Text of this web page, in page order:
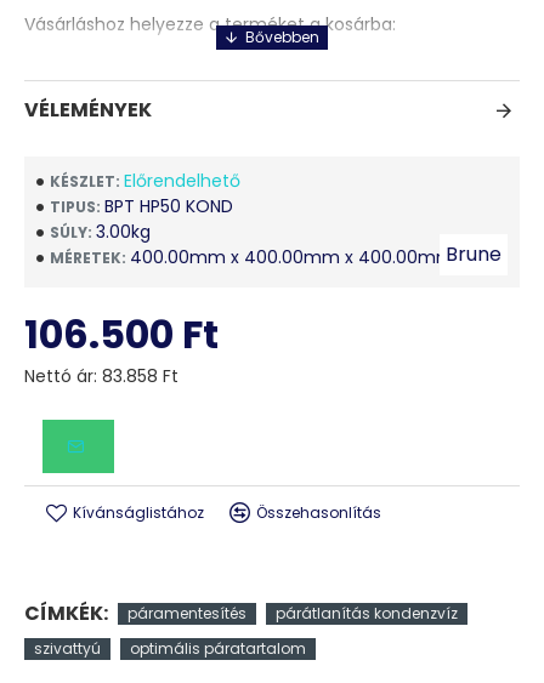
Vásárláshoz helyezze a terméket a kosárba:
VÉLEMÉNYEK
KÉSZLET: Előrendelhető
TIPUS: BPT HP50 KOND
SÚLY: 3.00kg
MÉRETEK: 400.00mm x 400.00mm x 400.00mmBrune
106.500 Ft
Nettó ár: 83.858 Ft
Kívánságlistához Összehasonlítás
CÍMKÉK: páramentesítés
párátlanítás kondenzvíz
szivattyú
optimális páratartalom